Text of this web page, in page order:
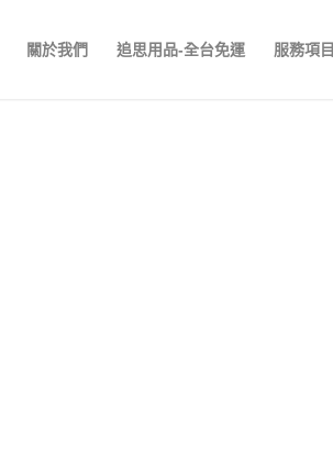
關於我們 追思用品-全台免運 服務項目